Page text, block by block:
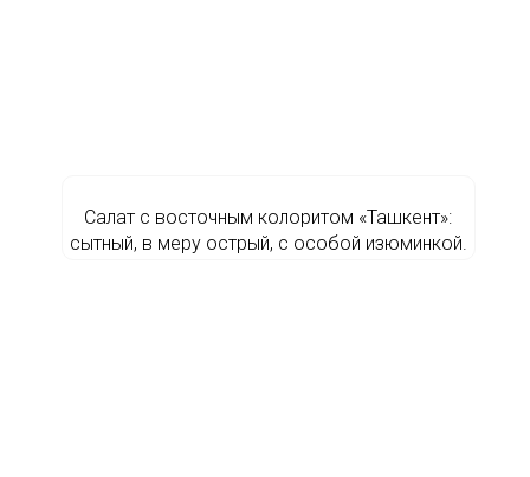
Салат с восточным колоритом «Ташкент»:
сытный, в меру острый, с особой изюминкой.